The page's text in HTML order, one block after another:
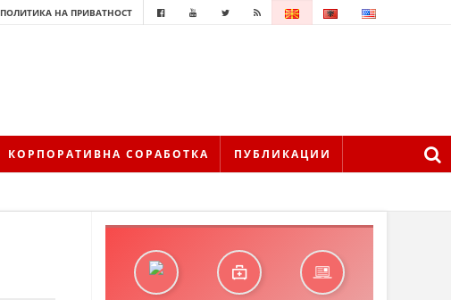
ПОЛИТИКА НА ПРИВАТНОСТ
КОРПОРАТИВНА СОРАБОТКА ПУБЛИКАЦИИ